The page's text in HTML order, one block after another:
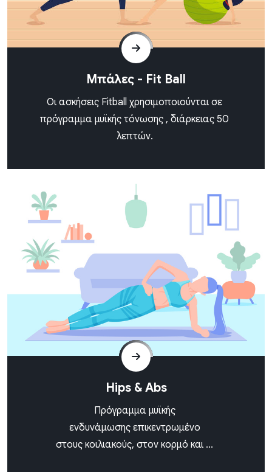
Μπάλες - Fit Ball
Oι ασκήσεις Fitball χρησιμοποιούνται σε
πρόγραμμα μυϊκής τόνωσης , διάρκειας 50
λεπτών.
Hips & Abs
Πρόγραμμα μυϊκής
ενδυνάμωσης επικεντρωμένο
στους κοιλιακούς, στον κορμό και ...